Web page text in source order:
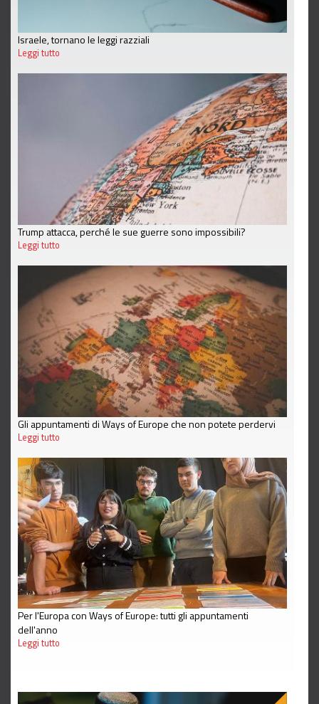
Israele, tornano le leggi razziali
Leggi tutto
Trump attacca, perché le sue guerre sono impossibili?
Leggi tutto
Gli appuntamenti di Ways of Europe che non potete perdervi
Leggi tutto
Per l'Europa con Ways of Europe: tutti gli appuntamenti
dell'anno
Leggi tutto